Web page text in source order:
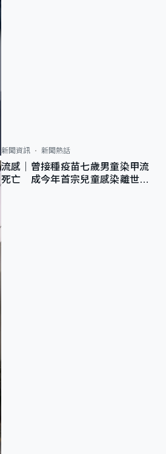
新聞資訊 新聞熱話
流感｜曾接種疫苗七歲男童染甲流
死亡 成今年首宗兒童感染離世個